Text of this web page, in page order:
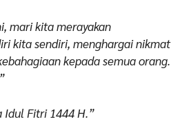
mari kita merayakan
kita sendiri, menghargai nikmat
kepada semua orang.
Idul Fitri 1444 H.”